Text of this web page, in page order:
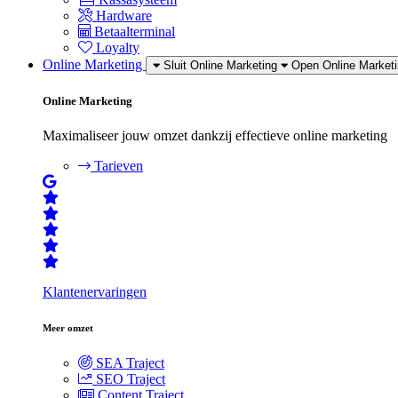
Hardware
Betaalterminal
Loyalty
Online Marketing
Sluit Online Marketing Open Online
Online Marketing
Maximaliseer jouw omzet dankzij effectieve online marketing
Tarieven
Klantenervaringen
Meer omzet
SEA Traject
SEO Traject
Content Traject